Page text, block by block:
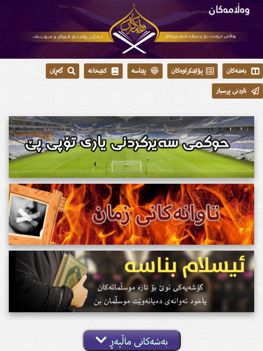
بەشەکان پۆلێنکراوەکان پێناسە کتێبخانە
گەڕان
ناردنی پرسیار
بەشەکانی ماڵپەڕ